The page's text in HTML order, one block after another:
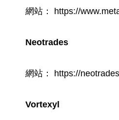
網站： https://
Neotrades
網站： https://
Vortexyl